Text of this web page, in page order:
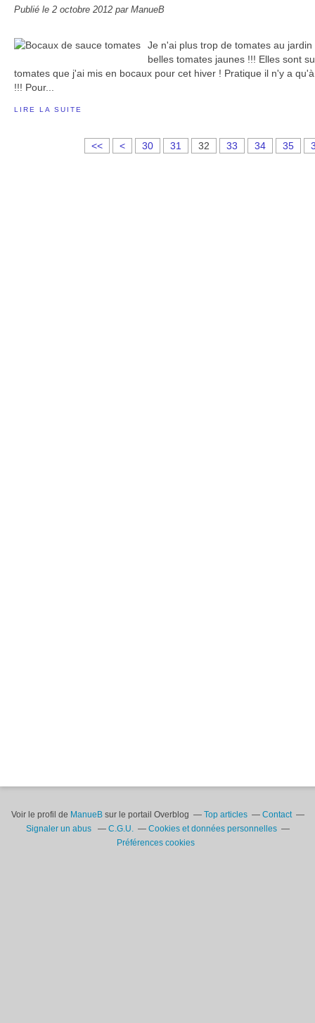
Publié le 2 octobre 2012 par ManueB
Je n'ai plus trop de tomates au
belles tomates jaunes !!! Elles sont
tomates que j'ai mis en bocaux pour cet hiver ! Pratique il n'y a
!!! Pour...
LIRE LA SUITE
<< <
1
2
30 31 32 33 34 35
Voir le profil de ManueBsur le portail Overblog Top articles
Contact
Signaler un abus
C.G.U.
Cookies et données personnelles
Préférences cookies